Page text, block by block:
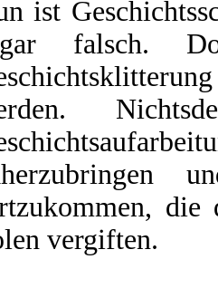
ist
falsch.
die
vergiften.